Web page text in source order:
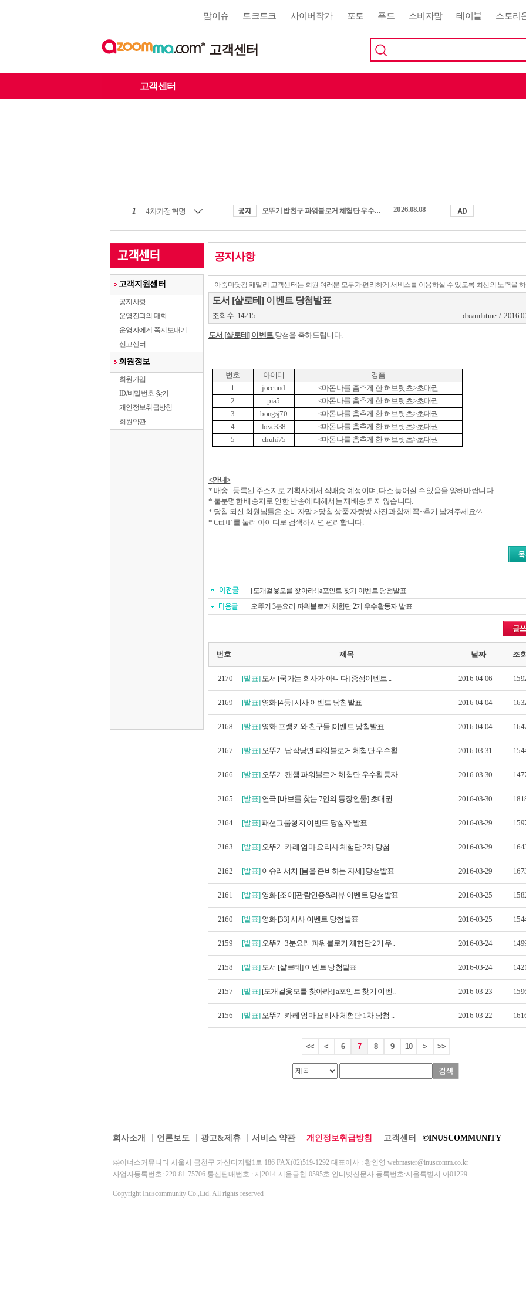
맘이슈 토크토크 사이버작가 포토 푸드 소비자맘 테이블 스토리
고객센터
고객센터
1 4차가정혁명 오뚜기 밥친구 파워블로거 체험단 우수활동자 발표 2026.08.08
고객지원센터
공지사항
운영진과의 대화
운영자에게 쪽지보내기
신고센터
회원정보
회원가입
ID/비밀번호 찾기
개인정보취급방침
회원약관
공지사항
아줌마닷컴 패밀리 고객센터는 회원 여러분 모두가 편리하게 서비스를 이용하실 수 있도록 최선의 노력을
도서 [샬로테] 이벤트 당첨발표
조회수: 14215 dreamfuture / 2016-
도서 [샬로테] 이벤트 당첨을 축하드립니다.
번호 아이디
경품
1
joccund <마돈나를 춤추게 한 허브릿츠>초대권
2
pia5 <마돈나를 춤추게 한 허브릿츠>초대권
3
bongsj70 <마돈나를 춤추게 한 허브릿츠>초대권
4
love338 <마돈나를 춤추게 한 허브릿츠>초대권
5
chuhi75 <마돈나를 춤추게 한 허브릿츠>초대권
<안내>
* 배송 : 등록된 주소지로 기획사에서 직배송 예정이며 ,다소 늦어질 수 있음을 양해바랍니다.
* 불분명한 배송지로 인한 반송에 대해서는 재배송 되지 않습니다.
* 당첨 되신 회원님들은 소비자맘>당첨 상품 자랑방사진과 함께 꼭~후기 남겨주세요^^
* Ctrl+F 를 눌러 아이디로 검색하시면 편리합니다.
[도개걸윷모를 찾아라!] a포인트 찾기 이벤트 당첨발표
오뚜기 3분요리 파워블로거 체험단 2기 우수활동자 발표
번호 제목 날짜 조
2170 [발표] 도서 [국가는 회사가 아니다] 증정이벤트 .. 2016-04-06
2169 [발표] 영화 [4등] 시사 이벤트 당첨발표 2016-04-04
2168 [발표] 영화[프랭키와 친구들]이벤트 당첨발표 2016-04-04
2167 [발표] 오뚜기 납작당면 파워블로거 체험단 우수활.. 2016-03-31
2166 [발표] 오뚜기 캔햄 파워블로거 체험단 우수활동자.. 2016-03-30
2165 [발표] 연극 [바보를 찾는 7인의 등장인물] 초대권.. 2016-03-30
2164 [발표]패션그룹형지 이벤트 당첨자 발표 2016-03-29
2163 [발표] 오뚜기 카레 엄마 요리사 체험단 2차 당첨 .. 2016-03-29
2162 [발표] 이슈리서치 [봄을 준비하는 자세] 당첨발표 2016-03-29
2161 [발표] 영화 [조이]관람인증&리뷰 이벤트 당첨발표 2016-03-25
2160 [발표] 영화 [33] 시사 이벤트 당첨발표 2016-03-25
2159 [발표] 오뚜기 3분요리 파워블로거 체험단 2기 우.. 2016-03-24
2158 [발표] 도서 [샬로테] 이벤트 당첨발표 2016-03-24
2157 [발표] [도개걸윷모를 찾아라!] a포인트 찾기 이벤.. 2016-03-23
2156 [발표] 오뚜기 카레 엄마 요리사 체험단 1차 당첨 .. 2016-03-22
<< < 6 7 8 9 10 > >>